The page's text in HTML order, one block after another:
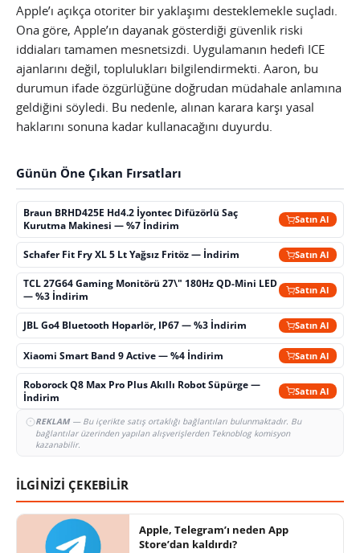
Apple’ı açıkça otoriter bir yaklaşımı desteklemekle suçladı.
Ona göre, Apple’ın dayanak gösterdiği güvenlik riski
iddiaları tamamen mesnetsizdi. Uygulamanın hedefi ICE
ajanlarını değil, toplulukları bilgilendirmekti. Aaron, bu
durumun ifade özgürlüğüne doğrudan müdahale anlamına
geldiğini söyledi. Bu nedenle, alınan karara karşı yasal
haklarını sonuna kadar kullanacağını duyurdu.
Günün Öne Çıkan Fırsatları
Braun BRHD425E Hd4.2 İyontec Difüzörlü Saç
Kurutma Makinesi — %7 İndirim
Satın Al
Schafer Fit Fry XL 5 Lt Yağsız Fritöz — İndirim Satın Al
TCL 27G64 Gaming Monitörü 27\" 180Hz QD-Mini LED
— %3 İndirim
Satın Al
JBL Go4 Bluetooth Hoparlör, IP67 — %3 İndirim Satın Al
Xiaomi Smart Band 9 Active — %4 İndirim Satın Al
Roborock Q8 Max Pro Plus Akıllı Robot Süpürge —
İndirim
Satın Al
REKLAM— Bu içerikte satış ortaklığı bağlantıları bulunmaktadır. Bu
bağlantılar üzerinden yapılan alışverişlerden Teknoblog komisyon
kazanabilir.
İLGİNİZİ ÇEKEBİLİR
Apple, Telegram’ı neden App
Store’dan kaldırdı?